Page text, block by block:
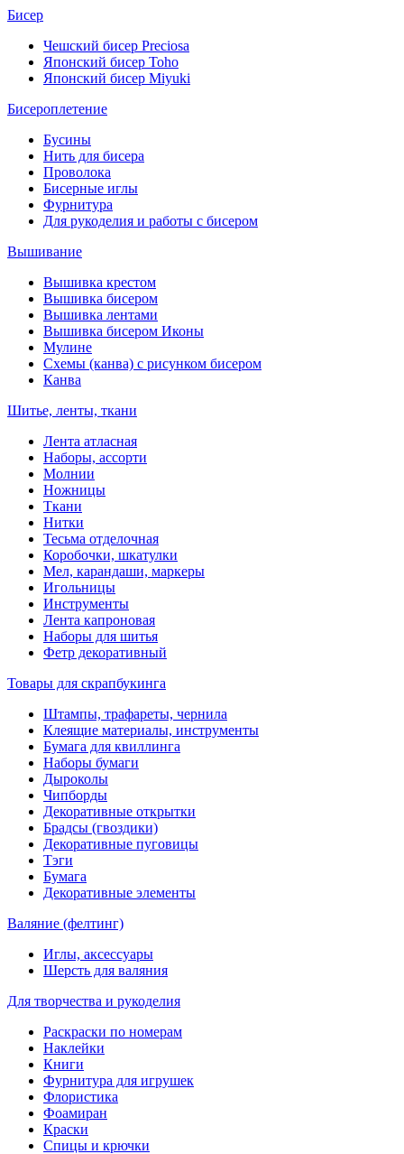
Бисер
Чешский бисер Preciosa
Японский бисер Toho
Японский бисер Miyuki
Бисероплетение
Бусины
Нить для бисера
Проволока
Бисерные иглы
Фурнитура
Для рукоделия и работы с бисером
Вышивание
Вышивка крестом
Вышивка бисером
Вышивка лентами
Вышивка бисером Иконы
Мулине
Схемы (канва) с рисунком бисером
Канва
Шитье, ленты, ткани
Лента атласная
Наборы, ассорти
Молнии
Ножницы
Ткани
Нитки
Тесьма отделочная
Коробочки, шкатулки
Мел, карандаши, маркеры
Игольницы
Инструменты
Лента капроновая
Наборы для шитья
Фетр декоративный
Товары для скрапбукинга
Штампы, трафареты, чернила
Клеящие материалы, инструменты
Бумага для квиллинга
Наборы бумаги
Дыроколы
Чипборды
Декоративные открытки
Брадсы (гвоздики)
Декоративные пуговицы
Тэги
Бумага
Декоративные элементы
Валяние (фелтинг)
Иглы, аксессуары
Шерсть для валяния
Для творчества и рукоделия
Раскраски по номерам
Наклейки
Книги
Фурнитура для игрушек
Флористика
Фоамиран
Краски
Спицы и крючки